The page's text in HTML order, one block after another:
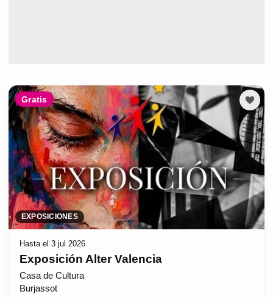
Gratis
EXPOSICIONES
Hasta el 3 jul 2026
Exposición Alter Valencia
Casa de Cultura
Burjassot